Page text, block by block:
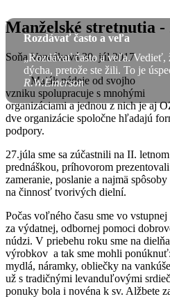
Rozdávať často a veľa
„Rozdávať často a veľa. Vedieť,
dýcha, pretože ste žili. To je
R.W.Emerson
Manželské stretnutia -
Soňa Vancáková 30. júl 2017
Maják nádeje od svojho
vzniku spolupracuje s mnohými
organizáciami a jednou z nich je aj
dve organizácie spoločne hľadajú
podpory.
27.júla sme sa zúčastnili na II.
prednáškou, príhovorom
zameranie, poslanie a najmä
na činnosť tvorivých dielní.
Počas voľného času sme vo
za výdatnej, odbornej pomoci
núdzi. V priebehu roku sme na
výrobkov a tak sme mohli
mydlá, náramky, obliečky na
už s tradičnými levanduľovými
ponuky bola i novéna k sv. Alžbete